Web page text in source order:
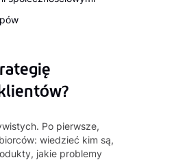
Po pierwsze,
wiedzieć kim są,
jakie problemy